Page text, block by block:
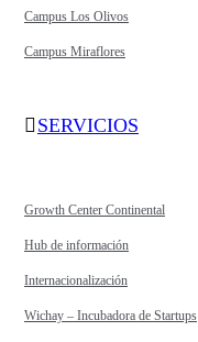
Campus Los Olivos
Campus Miraflores
SERVICIOS
Growth Center Continental
Hub de información
Internacionalización
Wichay – Incubadora de Startups